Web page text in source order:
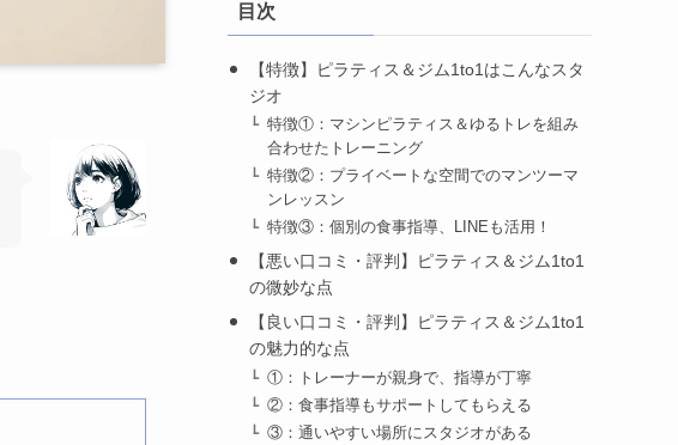
目次
【特徴】ピラティス＆ジム1to1はこんなスタ
ジオ
特徴①：マシンピラティス＆ゆるトレを組み
合わせたトレーニング
特徴②：プライベートな空間でのマンツーマ
ンレッスン
特徴③：個別の食事指導、LINEも活用！
【悪い口コミ・評判】ピラティス＆ジム1to1
の微妙な点
【良い口コミ・評判】ピラティス＆ジム1to1
の魅力的な点
①：トレーナーが親身で、指導が丁寧
②：食事指導もサポートしてもらえる
③：通いやすい場所にスタジオがある